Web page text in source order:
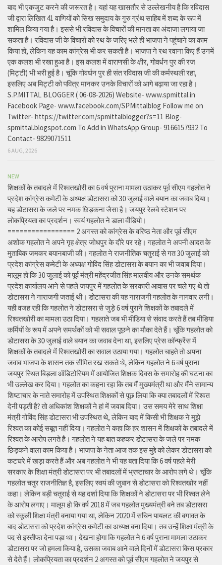
बाद भी एकजुट करने की जरूरत है। यहां यह खासतौर से उल्लेखनीय है कि रविदास
जी द्वारा लिखित 41 वाणियोंं को सिख समुदाय के गुरु ग्रंथ साहिब में शब्द के रूप में
शामिल किया गया है। इससे भी रविदास के विचारों की मानता का अंदाजा लगाया जा
सकता है। रविदास जी के विचारों को रथ के जरिए भले ही भाजपा ने पहुंचाने का काम
किया हो, लेकिन यह काम कांग्रेस भी कर सकती है। भाजपा ने रथ रवाना किए हैं उनमें
एक कलश भी रखा हुआ है। इस कलश में वाराणसी के क्षीर, गोवर्धन पुर की रज
(मिट्टी) भी भरी हुई है। चूंकि गोवर्धन पुर ही संत रविदास जी की कर्मस्थली रहा,
इसलिए अब मिट्टी को पवित्र मानकर उनके विचारों को आगे बढ़ाया जा रहा है।
S.P.MITTAL BLOGGER ( 06-08-2026) Website- www.spmittal.in
Facebook Page- www.facebook.com/SPMittalblog Follow me on
Twitter- https://twitter.com/spmittalblogger?s=11 Blog-
spmittal.blogspot.com To Add in WhatsApp Group- 9166157932 To
Contact- 9829071511
6 AUG, 2026
NEW
शिक्षकों के तबादले में रिश्वतखोरी का 6 वर्ष पुराना मामला उठाकर पूर्व सीएम गहलोत ने
प्रदेश कांग्रेस कमेटी के अध्यक्ष डोटासरा को 30 जुलाई वाले बयान का जवाब दिया।
यह डोटासरा के जले पर नमक छिड़कना जैसा है। जयपुर रेलवे स्टेशन पर
लोकप्रियता का प्रदर्शन। स्वयं गहलोत ने डाला वीडियो।
================= 2 अगस्त को कांग्रेस के वरिष्ठ नेता और पूर्व सीएम
अशोक गहलोत ने अपने गृह क्षेत्र जोधपुर के दौरे पर रहे। गहलोत ने अपनी आदत के
मुताबिक जमकर बयानबाजी की। गहलोत ने राजनीतिक चतुराई से गत 30 जुलाई को
प्रदेश कांग्रेस कमेटी के अध्यक्ष गोविंद सिंह डोटासरा के बयान का भी जवाब दिया।
मालूम हो कि 30 जुलाई को पूर्व मंत्री महेंद्रजीत सिंह मालवीय और उनके समर्थक
प्रदेश कार्यालय आने से पहले जयपुर में गहलोत के सरकारी आवास पर चले गए थे तो
डोटासरा ने नाराजगी जताई थी। डोटासरा की यह नाराजगी गहलोत के नागवार लगी।
यही वजह रही कि गहलोत ने डोटासरा से जुड़े 6 वर्ष पुराने शिक्षकों के तबादले में
रिश्वतखोरी का मामला उठा दिया। गहलाते जब भी मीडिया से संवाद करते हैं तब मीडिया
कर्मियों के रूप में अपने समर्थकों को भी सवाल पूछने का मौका देते हैं। चूंकि गहलोत को
डोटासरा के 30 जुलाई वाले बयान का जवाब देना था, इसलिए प्रेस कॉन्फ्रेंस में
शिक्षकों के तबादले में रिश्वतखोरी का सवाल उठाया गया। गहलोत चाहते तो अपना
जवाब भाजपा के शासन तक सीमित रख सकते थे, लेकिन गहलोत ने 6 वर्ष पुराना
जयपुर स्थित बिड़ला ऑडिटोरियम में आयोजित शिक्षक दिवस के समारोह की घटना का
भी उल्लेख कर दिया। गहलोत का कहना रहा कि तब मैं मुख्यमंत्री था और मैंने सामान्य
शिष्टाचार के नाते समारोह में उपस्थित शिक्षकों से पूछ लिया कि क्या तबादलों में रिश्वत
देनी पड़ती है? तो अधिकांश शिक्षकों ने हां में जवाब दिया। उस समय मेरे साथ शिक्षा
मंत्री गोविंद सिंह डोटासरा भी उपस्थित थे, लेकिन बाद में किसी भी शिक्षक ने मुझे
रिश्वत का कोई सबूत नहीं दिया। गहलोत ने कहा कि हर शासन में शिक्षकों के तबादले में
रिश्वत के आरोप लगते है। गहलोत ने यह बात कहकर डोटासरा के जले पर नमक
छिड़कने वाला काम किया है। भाजपा के नेता आज तक इस मुद्दे को लेकर डोटासरा को
कटघरे में खड़ा करते हैं और अब गहलोत ने भी यह बता दिया कि 6 वर्ष पहले मेरी
सरकार के शिक्षा मंत्री डोटासरा पर भी तबादलों में भ्रष्टाचार के आरोप लगे थे। चूंकि
गहलोत चतुर राजनीतिज्ञ है, इसलिए स्वयं की जुबान से डोटासरा को रिश्वतखोर नहीं
कहा। लेकिन बड़ी चतुराई से यह दर्शा दिया कि शिक्षकों ने डोटासरा पर भी रिश्वत लेने
के आरोप लगाए। मालूम हो कि वर्ष 2018 में जब गहलोत मुख्यमंत्री बने तब डोटासरा
को स्कूली शिक्षा मंत्री बनाया गया था, लेकिन 2020 में सचिन पायलट की बगावत के
बाद डोटासरा को प्रदेश कांग्रेस कमेटी का अध्यक्ष बना दिया। तब उन्हें शिक्षा मंत्री के
पद से इस्तीफा देना पड़ा था। देखना होगा कि गहलोत ने 6 वर्ष पुराना मामला उठाकर
डोटासरा पर जो हमला किया है, उसका जवाब आने वाले दिनों में डोटासरा किस प्रकार
से देते हैं। लोकप्रियता का प्रदर्शन 2 अगस्त को पूर्व सीएम गहलोत ने जयपुर से